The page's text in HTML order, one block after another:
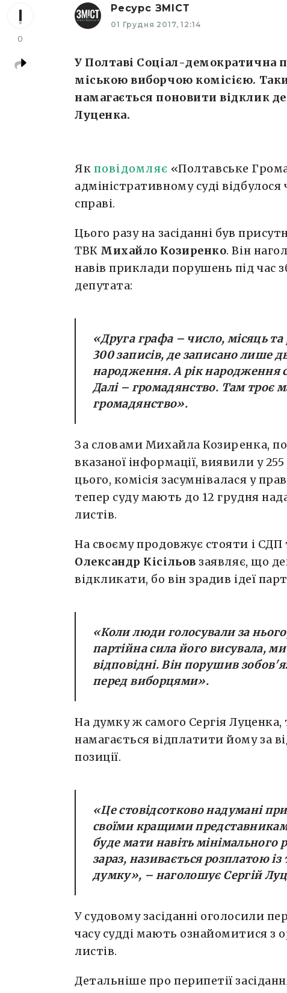
0
Ресурс ЗМІСТ
01 Грудня 2017, 12:14
У Полтаві Соціал-демократична
міською виборчою комісією.
намагається поновити відклик
Луценка.
Як повідомляє «Полтавське
адміністративному суді відбулося
справі.
Цього разу на засіданні був
ТВК Михайло Козиренко. Він
навів приклади порушень під час
депутата:
«Друга графа – число, місяць
300 записів, де записано лише
народження. А рік народження
Далі – громадянство. Там троє
громадянство».
За словами Михайла Козиренка,
вказаної інформації, виявили у
цього, комісія засумнівалася у
тепер суду мають до 12 грудня
листів.
На своєму продовжує стояти і
Олександр Кісільов заявляє, що
відкликати, бо він зрадив ідеї
«Коли люди голосували за
партійна сила його висувала,
відповідні. Він порушив
перед виборцями».
На думку ж самого Сергія
намагається відплатити йому за
позиції.
«Це стовідсотково надумані
своїми кращими
буде мати навіть мінімального
зараз, називається розплатою
думку», – наголошує Сергій
У судовому засіданні оголосили
часу судді мають ознайомитися з
листів.
Детальніше про перипетії